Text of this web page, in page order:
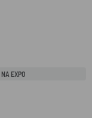
EXPO